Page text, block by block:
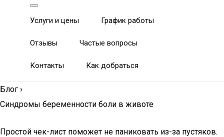
Услуги и цены График работы
Отзывы Частые вопросы
Контакты Как добраться
Блог ›
Синдромы беременности боли в животе
Простой чек-лист поможет не паниковать из-за пустяков.